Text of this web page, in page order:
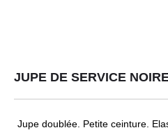
JUPE DE SERVICE
Jupe doublée. Petite ceinture.